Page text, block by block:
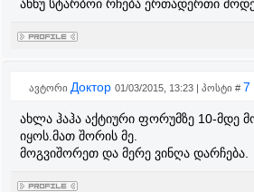
ანნუ სტარბოი რჩება ერთადერთი
ავტორი Доктор 01/03/2015, 13:23 | პოსტი # 7
ახლა ჰაჰა აქტიური ფორუმზე 10-მდე
იყოს.მათ შორის მე.
მოგვიშორეთ და მერე ვინღა დარჩება.